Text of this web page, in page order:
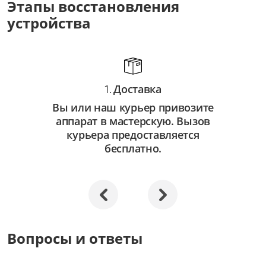
от 3 500 ₽
Восстановление системы
Этапы восстановления
устройства
1.Доставка
Вы или наш курьер привозите
аппарат в мастерскую. Вызов
курьера предоставляется
бесплатно.
Вопросы и ответы